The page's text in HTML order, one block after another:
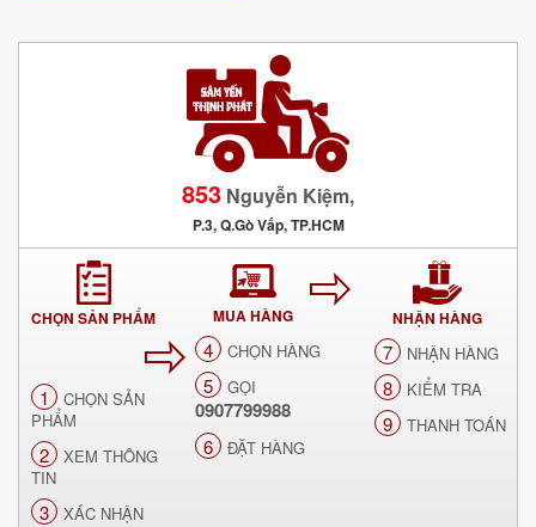
853 Nguyễn Kiệm,
P.3, Q.Gò Vấp, TP.HCM
CHỌN SẢN PHẨM
1
CHỌN SẢN
PHẨM
2
XEM THÔNG
TIN
3 XÁC NHẬN
MUA HÀNG
4 CHỌN HÀNG
5 GỌI
0907799988
6 ĐẶT HÀNG
NHẬN HÀNG
7 NHẬN HÀNG
8 KIỂM TRA
9 THANH TOÁN